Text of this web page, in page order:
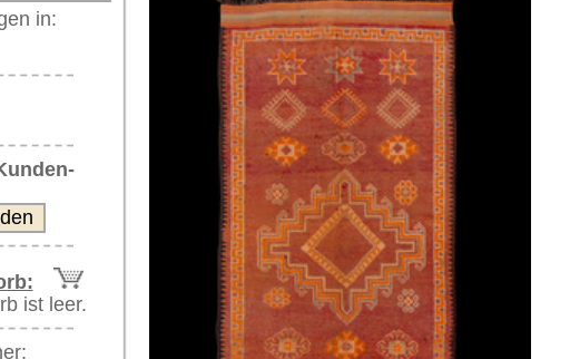
Weitere größere Bilder (öffnen sich in neuem Fenster)
Bitte klicken Sie auf die kleinen Bilder weiter unten für Bilder in höherer Auflösung
Hauptbild Bild Nr. 3 Bild Nr. 4 Bild Nr. 5